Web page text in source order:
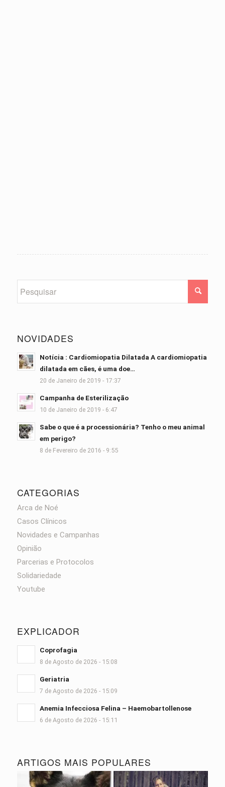
NOVIDADES
Notícia : Cardiomiopatia Dilatada A cardiomiopatia
dilatada em cães, é uma doe…
20 de Janeiro de 2019 - 17:37
Campanha de Esterilização
10 de Janeiro de 2019 - 6:47
Sabe o que é a processionária? Tenho o meu animal
em perigo?
8 de Fevereiro de 2016 - 9:55
CATEGORIAS
Arca de Noé
Casos Clínicos
Novidades e Campanhas
Opinião
Parcerias e Protocolos
Solidariedade
Youtube
EXPLICADOR
Coprofagia
8 de Agosto de 2026 - 15:08
Geriatria
7 de Agosto de 2026 - 15:09
Anemia Infecciosa Felina – Haemobartollenose
6 de Agosto de 2026 - 15:11
ARTIGOS MAIS POPULARES